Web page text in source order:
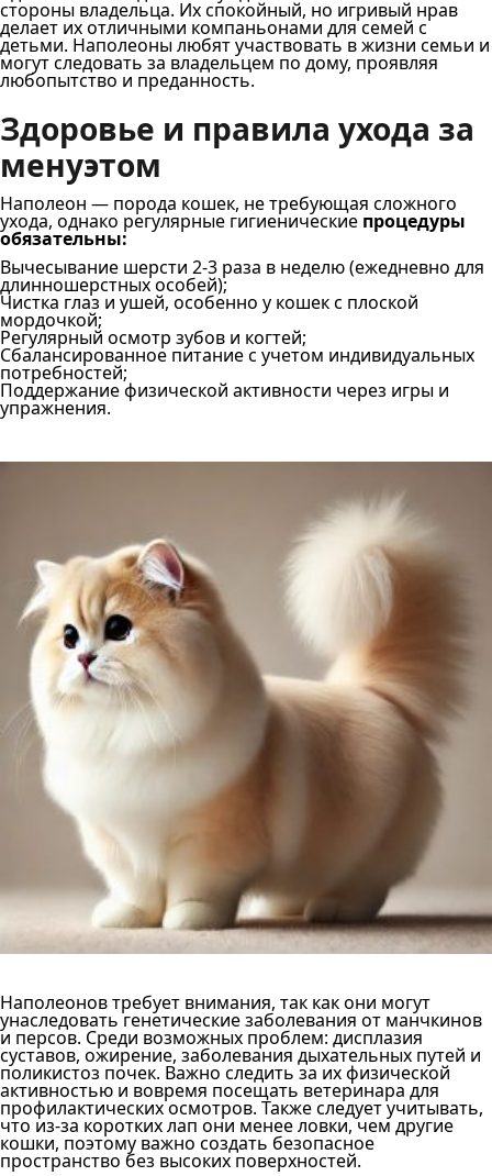
стороны владельца. Их спокойный, но игривый нрав
делает их отличными компаньонами для семей с
детьми. Наполеоны любят участвовать в жизни семьи и
могут следовать за владельцем по дому, проявляя
любопытство и преданность.
Здоровье и правила ухода за
менуэтом
Наполеон — порода кошек, не требующая сложного
ухода, однако регулярные гигиенические процедуры
обязательны:
Вычесывание шерсти 2-3 раза в неделю (ежедневно для
длинношерстных особей);
Чистка глаз и ушей, особенно у кошек с плоской
мордочкой;
Регулярный осмотр зубов и когтей;
Сбалансированное питание с учетом индивидуальных
потребностей;
Поддержание физической активности через игры и
упражнения.
Наполеонов требует внимания, так как они могут
унаследовать генетические заболевания от манчкинов
и персов. Среди возможных проблем: дисплазия
суставов, ожирение, заболевания дыхательных путей и
поликистоз почек. Важно следить за их физической
активностью и вовремя посещать ветеринара для
профилактических осмотров. Также следует учитывать,
что из-за коротких лап они менее ловки, чем другие
кошки, поэтому важно создать безопасное
пространство без высоких поверхностей.